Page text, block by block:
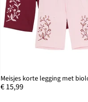
€ 15,99